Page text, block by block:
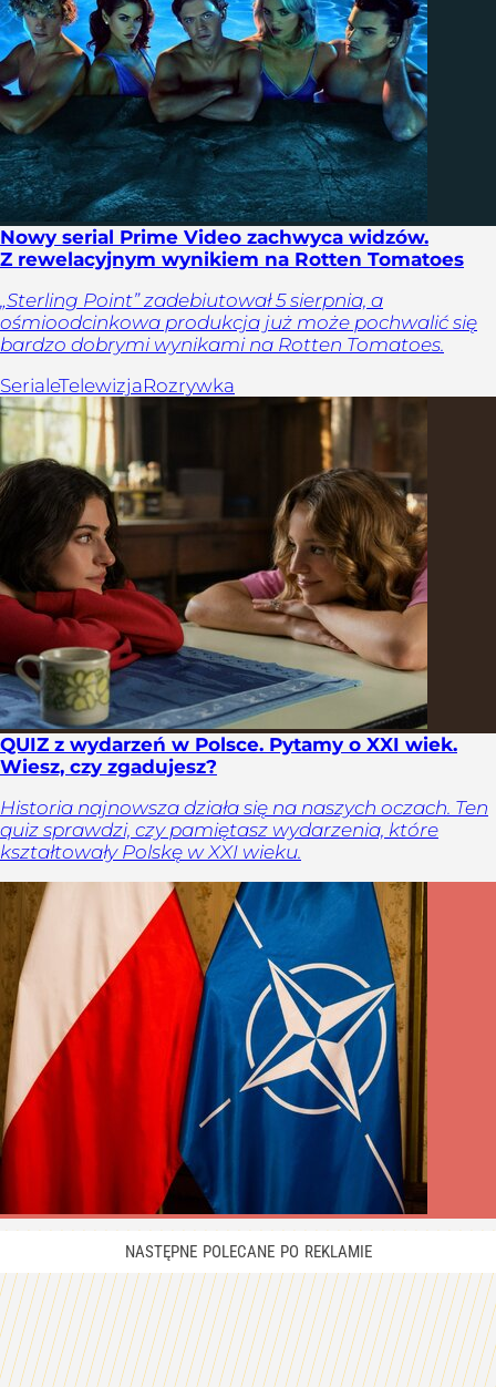
Nowy serial Prime Video zachwyca widzów.
Z rewelacyjnym wynikiem na Rotten Tomatoes
„Sterling Point” zadebiutował 5 sierpnia, a
ośmioodcinkowa produkcja już może pochwalić się
bardzo dobrymi wynikami na Rotten Tomatoes.
SerialeTelewizjaRozrywka
QUIZ z wydarzeń w Polsce. Pytamy o XXI wiek.
Wiesz, czy zgadujesz?
Historia najnowsza działa się na naszych oczach. Ten
quiz sprawdzi, czy pamiętasz wydarzenia, które
kształtowały Polskę w XXI wieku.